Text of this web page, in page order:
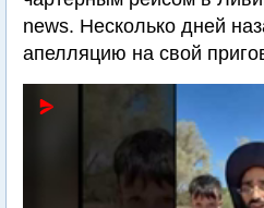
news. Несколько дней
апелляцию на свой